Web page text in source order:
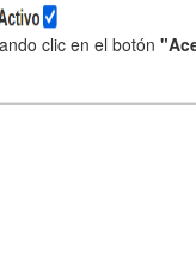
clic en el botón